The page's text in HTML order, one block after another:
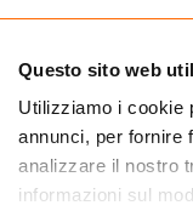
Questo sito web
Utilizziamo i cookie
annunci, per fornire
analizzare il nostro
informazioni sul